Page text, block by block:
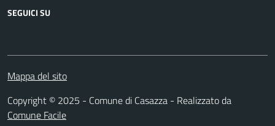
SEGUICI SU
Mappa del sito
Copyright © 2025 - Comune di Casazza - Realizzato da
Comune Facile